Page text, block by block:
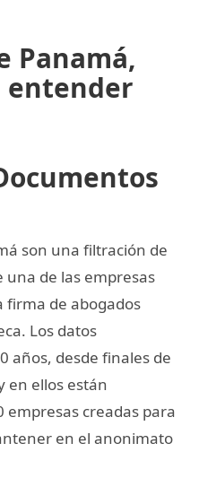
Panamá,
entender
son una filtración de
una de las empresas
firma de abogados
Los datos
años, desde finales de
en ellos están
empresas creadas para
en el anonimato